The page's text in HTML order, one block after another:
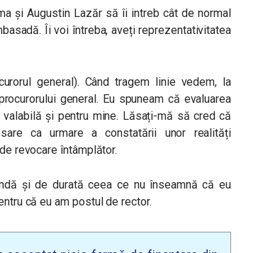
și Augustin Lazăr să îi intreb cât de normal
Îi voi întreba, aveți reprezentativitatea
general). Când tragem linie vedem, la
general. Eu spuneam că evaluarea
și pentru mine. Lăsați-mă să cred că
ca urmare a constatării unor realități
revocare întâmplător.
și de durată ceea ce nu înseamnă că eu
că eu am postul de rector.